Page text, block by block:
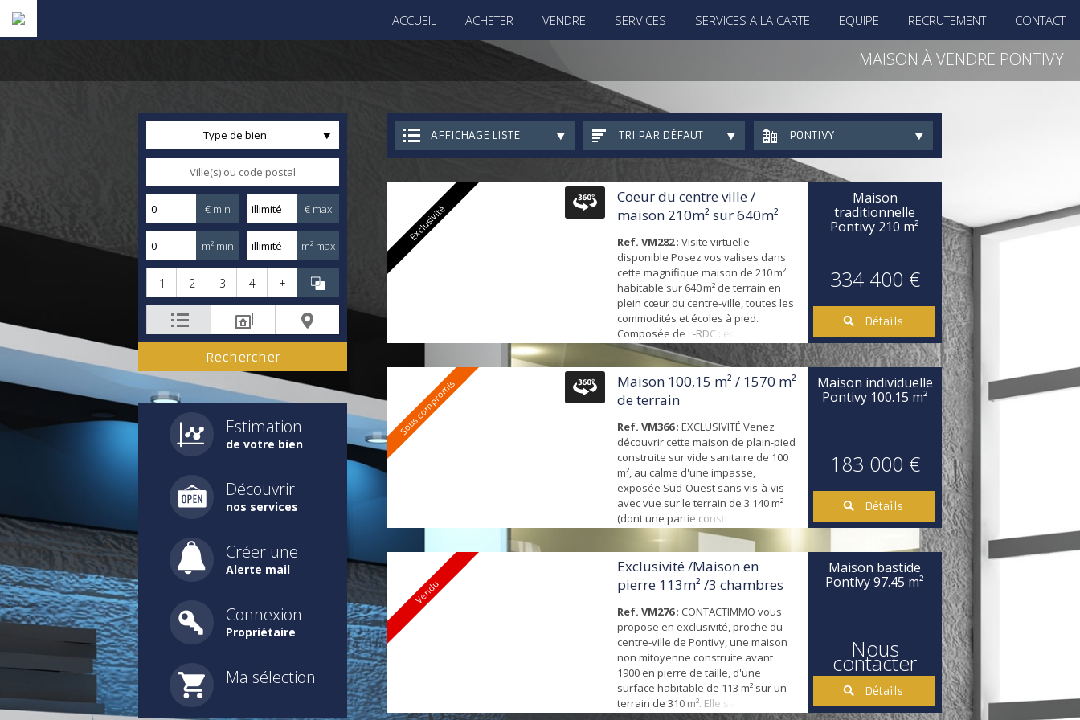
ACCUEIL ACHETER VENDRE SERVICES SERVICES A LA CARTE EQUIPE RECRUTEMENT CONTACT
MAISON À VENDRE PONTIVY
Type de bien
€ min € max
m² min m² max
1 2 3 4 +
Estimation
de votre bien
Découvrir
nos services
Créer une
Alerte mail
Connexion
Propriétaire
Ma sélection
AFFICHAGE LISTE TRI PAR DÉFAUT PONTIVY
Exclusivité
Coeur du centre ville /
maison 210m² sur 640m²
Ref. VM282: Visite virtuelle
disponible Posez vos valises dans
cette magnifique maison de 210 m²
habitable sur 640 m² de terrain en
plein cœur du centre-ville, toutes les
commodités et écoles à pied.
Composée de : -RDC : entrée,
salon/séjour lumineux de près de
50 m² donnant sur jardin exposé
Sud, salle à manger, cuisine
aménagée/équipée (lave-vaisselle,
frigo américain), dégagement avec
WC...
Maison
traditionnelle
Pontivy 210 m²
334 400 €
Détails
Sous compromis
Maison 100,15 m² / 1570 m²
de terrain
Ref. VM366: EXCLUSIVITÉ Venez
découvrir cette maison de plain-pied
construite sur vide sanitaire de 100
m², au calme d'une impasse,
exposée Sud-Ouest sans vis-à-vis
avec vue sur le terrain de 3 140 m²
(dont une partie constructible).
Rénovée en 2022 (pompe à chaleur,
électricité, ouvertures, VMC, cuisine)
Composée d'une pièce à vivre de
plus de 37 m², d'une cuisine
aménagée et équipée, d'une b...
Maison individuelle
Pontivy 100.15 m²
183 000 €
Détails
Vendu
Exclusivité /Maison en
pierre 113m² /3 chambres
Ref. VM276: CONTACTIMMO vous
propose en exclusivité, proche du
centre-ville de Pontivy, une maison
non mitoyenne construite avant
1900 en pierre de taille, d'une
surface habitable de 113 m² sur un
terrain de 310 m². Elle se compose
Maison bastide
Pontivy97.45 m²
Nous
contacter
Détails